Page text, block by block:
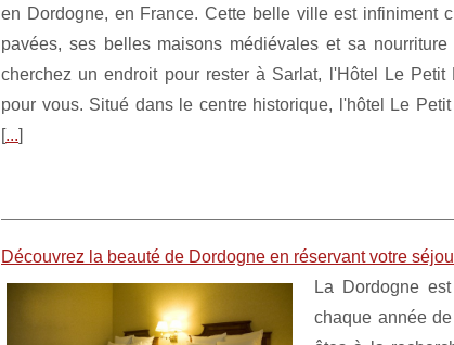
en Dordogne, en France. Cette belle ville est infiniment
pavées, ses belles maisons médiévales et sa
cherchez un endroit pour rester à Sarlat, l'Hôtel Le Petit
pour vous. Situé dans le centre historique, l'hôtel Le
[...]
Découvrez la beauté de Dordogne en réservant votre
La Dordogne
chaque année